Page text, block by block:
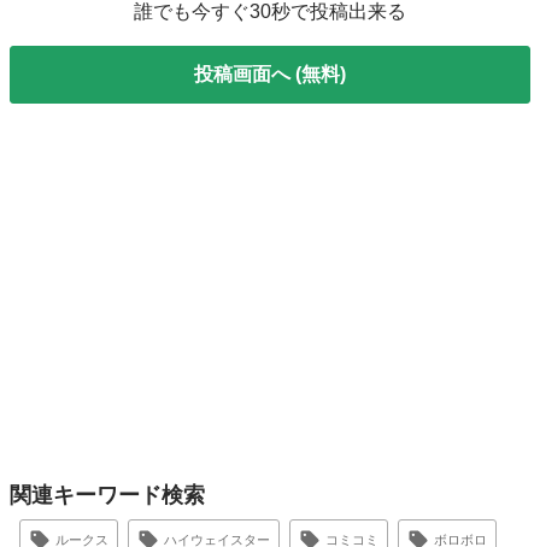
誰でも今すぐ30秒で投稿出来る
投稿画面へ (無料)
関連キーワード検索
ルークス ハイウェイスター コミコミ ボロボロ